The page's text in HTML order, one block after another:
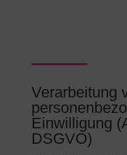
Verarbeitung
Einwilligung
DSGVO)